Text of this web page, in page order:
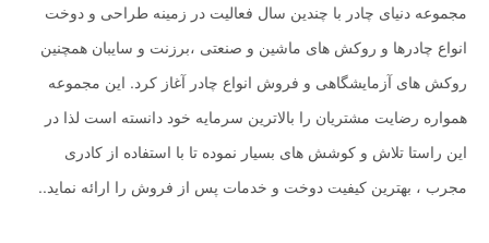
مجموعه دنیای چادر با چندین سال فعالیت در زمینه طراحی و دوخت
انواع چادرها و روکش های ماشین و صنعتی ،برزنت و سایبان همچنین
روکش های آزمایشگاهی و فروش انواع چادر آغاز کرد. این مجموعه
همواره رضایت مشتریان را بالاترین سرمایه خود دانسته است لذا در
این راستا تلاش و کوشش های بسیار نموده تا با استفاده از کادری
مجرب ، بهترین کیفیت دوخت و خدمات پس از فروش را ارائه نماید..